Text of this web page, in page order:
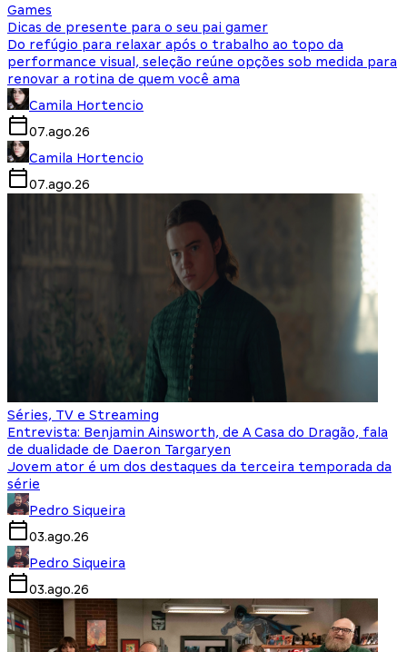
Games
Dicas de presente para o seu pai gamer
Do refúgio para relaxar após o trabalho ao topo da
performance visual, seleção reúne opções sob medida para
renovar a rotina de quem você ama
Camila Hortencio
07.ago.26
Camila Hortencio
07.ago.26
Séries, TV e Streaming
Entrevista: Benjamin Ainsworth, de A Casa do Dragão, fala
de dualidade de Daeron Targaryen
Jovem ator é um dos destaques da terceira temporada da
série
Pedro Siqueira
03.ago.26
Pedro Siqueira
03.ago.26